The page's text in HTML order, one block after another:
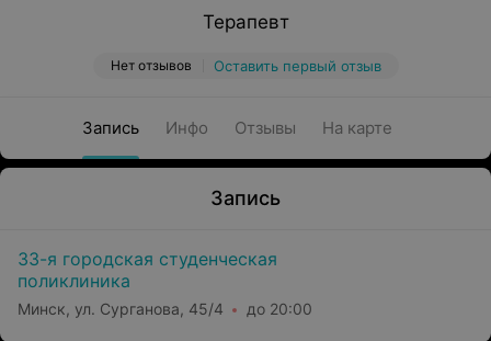
Терапевт
Нет отзывов Оставить первый отзыв
Запись Инфо Отзывы На карте
Запись
33-я городская студенческая
поликлиника
Минск, ул. Сурганова, 45/4 до 20:00